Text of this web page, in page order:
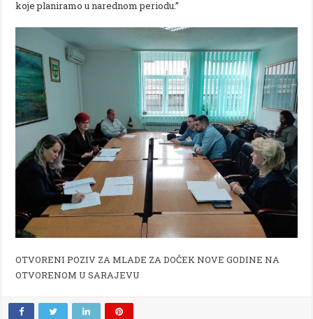
koje planiramo u narednom periodu.”
OTVORENI POZIV ZA MLADE ZA DOČEK NOVE GODINE NA
OTVORENOM U SARAJEVU